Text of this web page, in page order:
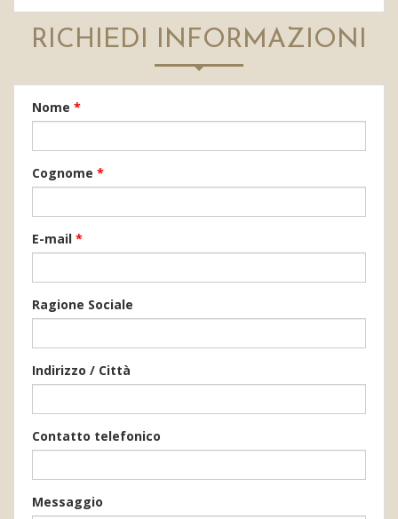
RICHIEDI INFORMAZIONI
Nome *
Cognome *
E-mail *
Ragione Sociale
Indirizzo / Città
Contatto telefonico
Messaggio